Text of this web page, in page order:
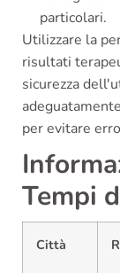
particolari.
Utilizzare la
risultati
sicurezza
per evitare
Tempi
Città